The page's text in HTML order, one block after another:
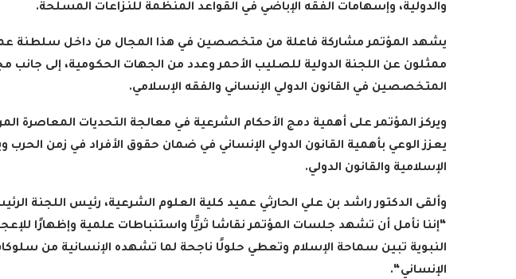
والدولية، وإسهامات الفقه الإباضي في القواعد المنظمة للنزاعات المسلحة.
يشهد المؤتمر مشاركة فاعلة من متخصصين في هذا المجال من داخل سلطنة
ممثلون عن اللجنة الدولية للصليب الأحمر وعدد من الجهات الحكومية، إلى جانب
المتخصصين في القانون الدولي الإنساني والفقه الإسلامي.
ويركز المؤتمر على أهمية دمج الأحكام الشرعية في معالجة التحديات المعاصرة
يعزز الوعي بأهمية القانون الدولي الإنساني في ضمان حقوق الأفراد في زمن
الإسلامية والقانون الدولي.
وألقى الدكتور راشد بن علي الحارثي عميد كلية العلوم الشرعية، رئيس اللجنة
“إننا نأمل أن تشهد جلسات المؤتمر نقاشا ثريًّا واستنباطات علمية وإظهارًا
النبوية تبين سماحة الإسلام وتعطي حلولًا ناجحة لما تشهده الإنسانية من
الإنساني“.